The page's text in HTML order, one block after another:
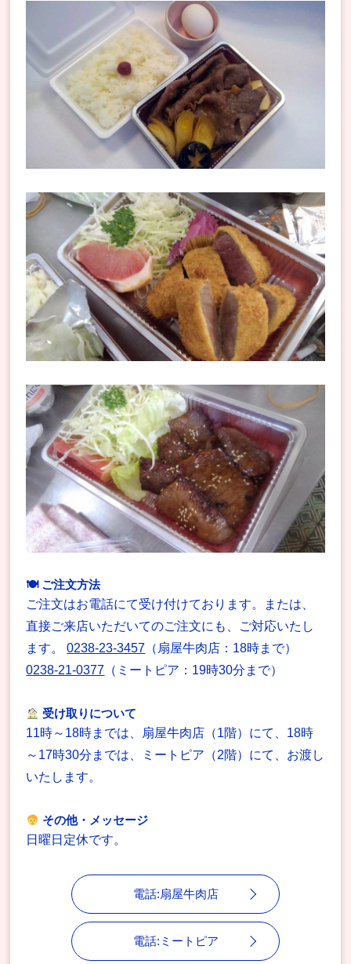
🍽 ご注文方法
ご注文はお電話にて受け付けております。または、
直接ご来店いただいてのご注文にも、ご対応いたし
ます。0238-23-3457 （扇屋牛肉店：18時まで）
0238-21-0377 （ミートピア：19時30分まで）
受け取りについて
11時～18時までは、扇屋牛肉店（1階）にて、18時
～17時30分までは、ミートピア（2階）にて、お渡し
いたします。
その他・メッセージ
日曜日定休です。
電話:扇屋牛肉店
電話:ミートピア